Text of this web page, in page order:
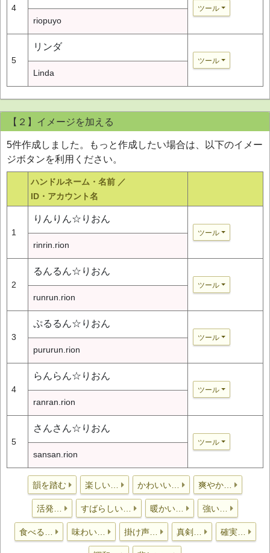
4 ツール
riopuyo
5
リンダ
ツール
Linda
【２】イメージを加える
5件作成しました。もっと作成したい場合は、以下のイメー
ジボタンを利用ください。
ハンドルネーム・名前 ／
ID・アカウント名
1
りんりん☆りおん
ツール
rinrin.rion
2
るんるん☆りおん
ツール
runrun.rion
3
ぷるるん☆りおん
ツール
pururun.rion
4
らんらん☆りおん
ツール
ranran.rion
5
さんさん☆りおん
ツール
sansan.rion
韻を踏む 楽しい… かわいい… 爽やか…
活発… すばらしい… 暖かい… 強い…
食べる… 味わい… 掛け声… 真剣… 確実…